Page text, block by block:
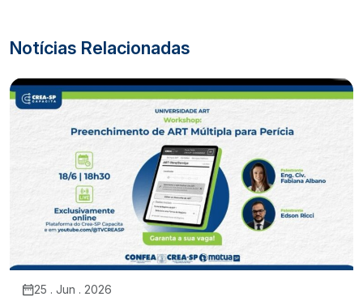
Notícias Relacionadas
25 . Jun . 2026